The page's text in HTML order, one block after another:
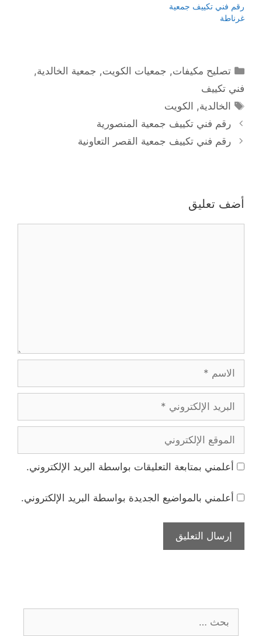
رقم فني تكييف جمعية
غرناطة
التصنيفات
تصليح مكيفات, جمعيات الكويت, جمعية الخالدية,
فني تكييف
الوسوم
الخالدية, الكويت
رقم فني تكييف جمعية المنصورية
رقم فني تكييف جمعية القصر التعاونية
أضف تعليق
الإلكتروني
الإلكتروني
أعلمني بمتابعة التعليقات بواسطة البريد الإلكتروني.
أعلمني بالمواضيع الجديدة بواسطة البريد الإلكتروني.
عن: